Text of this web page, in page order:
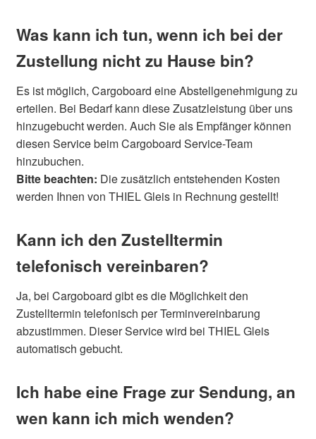
Was kann ich tun, wenn ich bei der
Zustellung nicht zu Hause bin?
Es ist möglich, Cargoboard eine Abstellgenehmigung zu
erteilen. Bei Bedarf kann diese Zusatzleistung über uns
hinzugebucht werden. Auch Sie als Empfänger können
diesen Service beim Cargoboard Service-Team
hinzubuchen.
Bitte beachten: Die zusätzlich entstehenden Kosten
werden Ihnen von THIEL Gleis in Rechnung gestellt!
Kann ich den Zustelltermin
telefonisch vereinbaren?
Ja, bei Cargoboard gibt es die Möglichkeit den
Zustelltermin telefonisch per Terminvereinbarung
abzustimmen. Dieser Service wird bei THIEL Gleis
automatisch gebucht.
Ich habe eine Frage zur Sendung, an
wen kann ich mich wenden?